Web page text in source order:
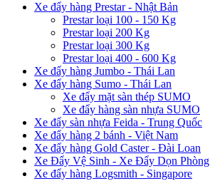
Xe đẩy hàng Prestar - Nhật Bản
Prestar loại 100 - 150 Kg
Prestar loại 200 Kg
Prestar loại 300 Kg
Prestar loại 400 - 600 Kg
Xe đẩy hàng Jumbo - Thái Lan
Xe đẩy hàng Sumo - Thái Lan
Xe đẩy mặt sàn thép SUMO
Xe đẩy hàng sàn nhựa SUMO
Xe đẩy sàn nhựa Feida - Trung Quốc
Xe đẩy hàng 2 bánh - Việt Nam
Xe đẩy hàng Gold Caster - Đài Loan
Xe Đẩy Vệ Sinh - Xe Đẩy Dọn Phòng
Xe đẩy hàng Logsmith - Singapore